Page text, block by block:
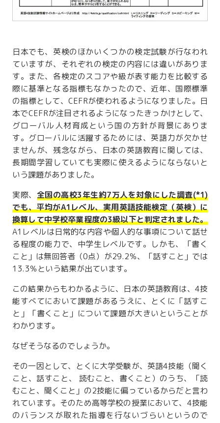
日本でも、英検のほかいくつかの検定試験が行なわれ
ていますが、それぞれの検定の内容には違いがありま
す。また、各検定のスコアや級が表す能力を比較する
際に基準となる指標もなかったので、近年、国際標準
の指標として、CEFRが使われるようになりました。日
本でCEFRが注目されるようになったきっかけとして、
グローバル人材育成という国の方針が背景にありま
す。グローバルに活躍するためには、英語力が欠かせ
ませんが、残念ながら、日本の英語教育に関しては、
長期間学習していても実際に使えるようにならないと
いう課題がありました。
実際、 全国の高校3年生約7万人を対象にした調査(*1)
でも、平均がA1レベル、実用英語技能検定（英検）に
換算して中学校卒業程度の3級以下と判定されました。
A1レベルは日常的な内容や個人的な事項について話せ
る程度の能力で、中学生レベルです。しかも、「書く
こと」は無回答者（0点）が29.2％、「話すこと」では
13.3％という結果が出ています。
この結果からもわかるように、日本の英語教育は、4技
能すべてにおいて課題があるうえに、とくに「話すこ
と」「書くこと」について課題が大きいということが
わかります。
なぜそうなるのでしょうか。
その一因として、とくに大学受験が、英語4技能（聞く
こと、話すこと、 読むこと、書くこと）のうち、「読
むこと、聞くこと」の2技能に偏っているからだと言わ
れています。そのため高等学校の授業において、4技能
のバランスが取れた指導を行ないづらいというので